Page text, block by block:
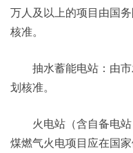
万人及以上的项目由国
核准。
抽水蓄能电站：由市
划核准。
火电站（含自备电站
煤燃气火电项目应在国